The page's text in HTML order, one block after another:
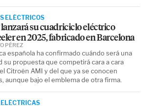
ELÉCTRICOS
su cuadriciclo eléctrico
en 2025, fabricado en Barcelona
española ha confirmado cuándo será una
su propuesta que competirá cara a cara
Citroën AMI y del que ya se conocen
aunque bajo el emblema de otra firma.
PÉREZ
ELÉCTRICAS